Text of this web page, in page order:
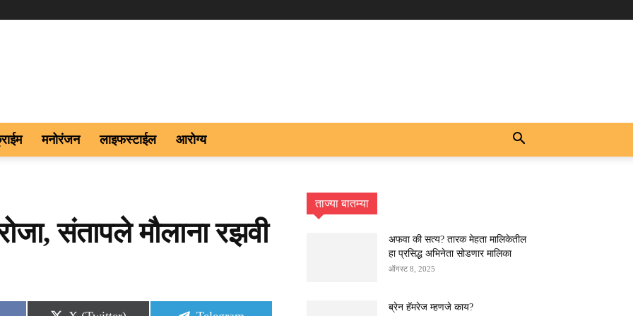
मनोरंजन लाइफस्टाईल आरोग्य
संतापले मौलाना रझवी
ताज्या बातम्या
अफवा की सत्य? तारक मेहता मालिकेतील
हा प्रसिद्ध अभिनेता सोडणार मालिका
ऑगस्ट 8, 2025
ब्रेन हॅमरेज म्हणजे काय?